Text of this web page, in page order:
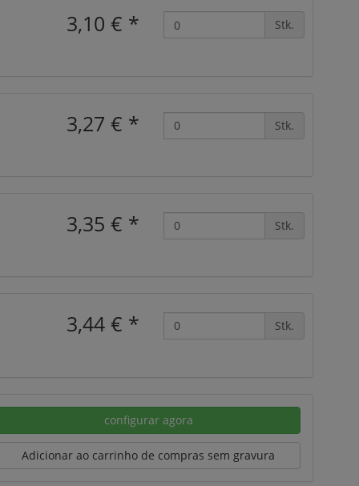
3,10 € * Stk.
3,27 € * Stk.
3,35 € * Stk.
3,44 € * Stk.
configurar agora
Adicionar ao carrinho de compras sem gravura